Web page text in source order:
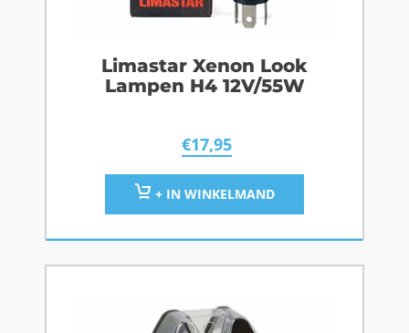
Limastar Xenon Look
Lampen H4 12V/55W
€17,95
+ IN WINKELMAND